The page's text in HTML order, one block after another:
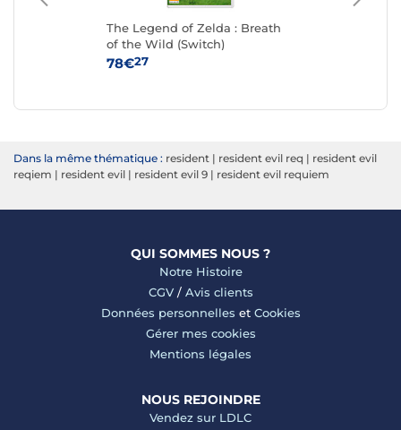
The Legend of Zelda : Breath
of the Wild (Switch)
78€27
Dans la même thématique : resident | resident evil req | resident evil
reqiem | resident evil | resident evil 9 | resident evil requiem
QUI SOMMES NOUS ?
Notre Histoire
CGV/ Avis clients
Données personnelles et Cookies
Gérer mes cookies
Mentions légales
NOUS REJOINDRE
Vendez sur LDLC